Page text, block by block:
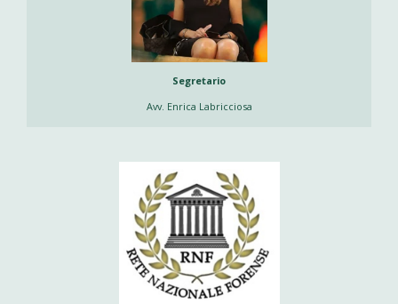
Segretario
Avv. Enrica Labricciosa